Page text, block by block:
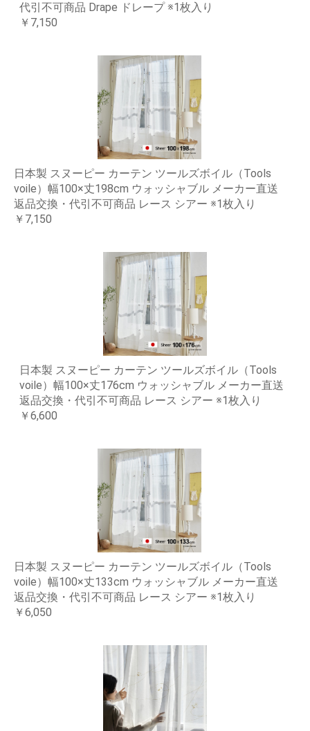
代引不可商品 Drape ドレープ ※1枚入り
￥7,150
日本製 スヌーピー カーテン ツールズボイル（Tools
voile）幅100×丈198cm ウォッシャブル メーカー直送
返品交換・代引不可商品 レース シアー ※1枚入り
￥7,150
日本製 スヌーピー カーテン ツールズボイル（Tools
voile）幅100×丈176cm ウォッシャブル メーカー直送
返品交換・代引不可商品 レース シアー ※1枚入り
￥6,600
日本製 スヌーピー カーテン ツールズボイル（Tools
voile）幅100×丈133cm ウォッシャブル メーカー直送
返品交換・代引不可商品 レース シアー ※1枚入り
￥6,050